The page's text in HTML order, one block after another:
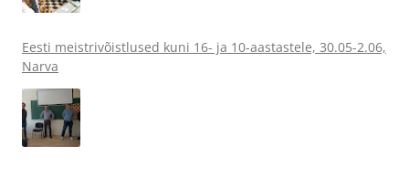
Eesti meistrivõistlused kuni 16- ja 10-aastastele, 30.05-2.06,
Narva